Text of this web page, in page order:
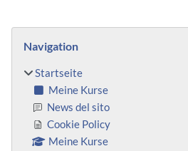
Blöcke
Navigation
Startseite
Meine Kurse
News del sito
Cookie Policy
Meine Kurse